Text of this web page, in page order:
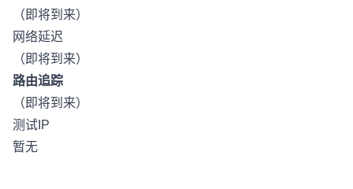
（即将到来）
网络延迟
（即将到来）
路由追踪
（即将到来）
测试IP
暂无